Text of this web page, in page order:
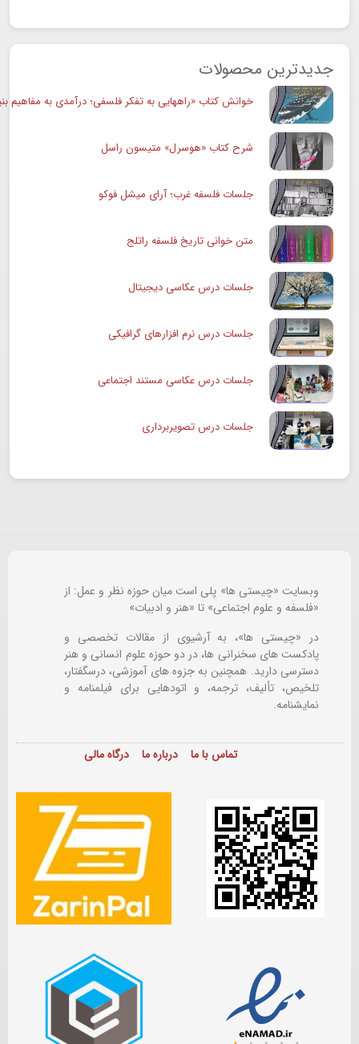
جدیدترین محصولات
خوانش کتاب «راههایی به تفکر فلسفی؛ درآمدی به مفاهیم
شرح کتاب «هوسرل» متیسون راسل
جلسات فلسفه غرب؛ آرای میشل فوکو
متن خوانی تاریخ فلسفه راتلج
جلسات درس عکاسی دیجیتال
جلسات درس نرم افزارهای گرافیکی
جلسات درس عکاسی مستند اجتماعی
جلسات درس تصویربرداری
وبسایت «چیستی ها» پلی است میان حوزه نظر و عمل: از
«فلسفه و علوم اجتماعی» تا «هنر و ادبیات»
در «چیستی ها»، به آرشیوی از مقالات تخصصی و
پادکست های سخنرانی ها، در دو حوزه علوم انسانی و هنر
دسترسی دارید. همچنین به جزوه های آموزشی، درسگفتار،
تلخیص، تألیف، ترجمه، و اتودهایی برایفیلمنامه و
نمایشنامه.
تماس با ما درباره ما درگاه مالی